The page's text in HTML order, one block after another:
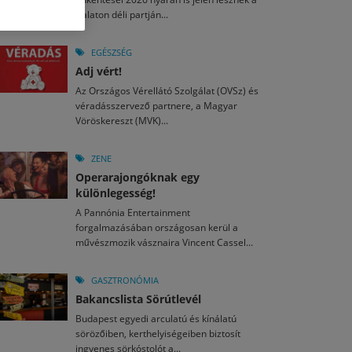
2026. JÚL. 15.
nézők 10 kedvenc filmje 2026 első félévében
2026. JÚL. 3.
án hozzánk is megérkezik a Rocktábor
2026. JÚL. 28.
Fesztivál 2026
2026. JÚL. 26.
egy mese: 30 napos mesekihívást indít a Libri
2026. MÁJ. 11.
László kapta az Artisjus Irodalmi Nagydíjat
Balaton déli partján...
EGÉSZSÉG
Adj vért!
Az Országos Vérellátó Szolgálat (OVSz) és
véradásszervező partnere, a Magyar
Vöröskereszt (MVK)...
ZENE
Operarajongóknak egy
különlegesség!
A Pannónia Entertainment
forgalmazásában országosan kerül a
művészmozik vásznaira Vincent Cassel...
GASZTRONÓMIA
Bakancslista Sörútlevél
Budapest egyedi arculatú és kínálatú
sörözőiben, kerthelyiségeiben biztosít
ingyenes sörkóstolót a...